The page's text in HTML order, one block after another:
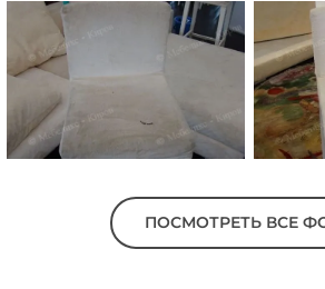
ПОСМОТРЕТЬ ВСЕ